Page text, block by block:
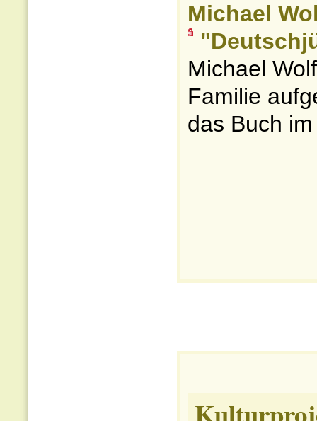
Michael
Michael
Familie
das Buch